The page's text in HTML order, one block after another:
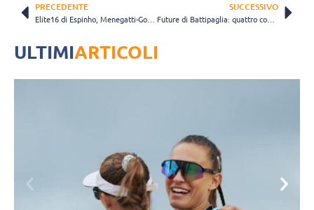
PRECEDENTE
Elite16 di Espinho, Menegatti-Gottardi e Nicolai-Cottafava avanzano agli ottavi
SUCCESSIVO
Future di Battipaglia: quattro coppie azzurre volano in semifinale
ULTIMIARTICOLI